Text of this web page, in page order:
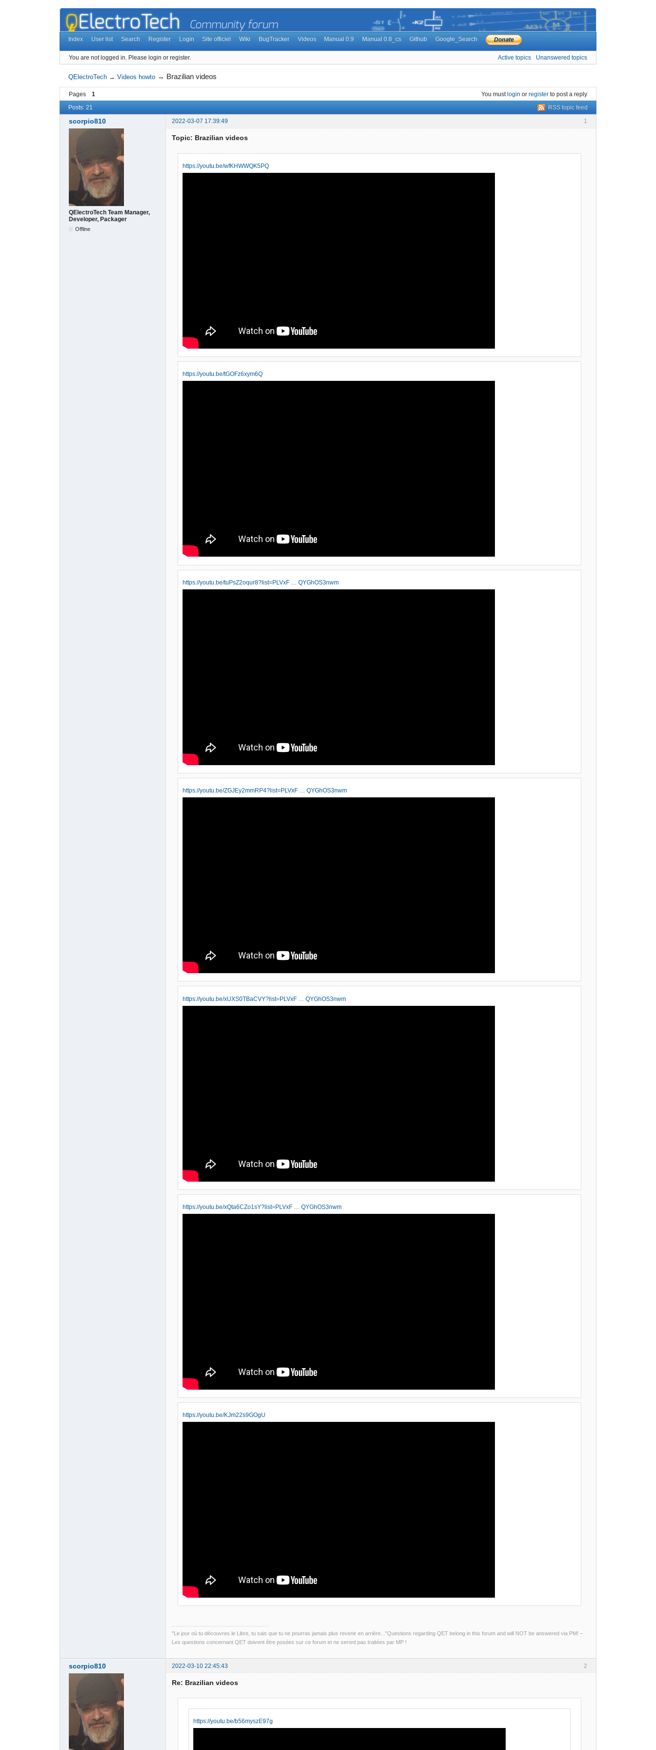
Index User list Search Register Login Site officiel Wiki BugTracker Videos Manual 0.9 Manual 0.8_cs Github Google_Search
You are not logged in. Please login or register. Active topics Unanswered topics
QElectroTech →Videos howto → Brazilian videos
Pages 1 You mustlogin or register to post a reply
RSS topic feed
Posts: 21
1
scorpio810 2022-03-07 17:39:49
QElectroTech Team Manager,
Developer, Packager
Offline
Topic: Brazilian videos
https://youtu.be/wfKHWWQK5PQ
https://youtu.be/tGOFz6xym6Q
https://youtu.be/tuPsZ2oqur8?list=PLVxF … QYGhOS3nwm
https://youtu.be/ZGJEy2mmRP4?list=PLVxF … QYGhOS3nwm
https://youtu.be/xUXS0TBaCVY?list=PLVxF … QYGhOS3nwm
https://youtu.be/xQta6CZo1sY?list=PLVxF … QYGhOS3nwm
https://youtu.be/KJm22s9GOgU
"Le jour où tu découvres le Libre, tu sais que tu ne pourras jamais plus revenir en arrière..."Questions regarding QET belong in this forum and will NOT be answered via PM! –
Les questions concernant QET doivent être posées sur ce forum et ne seront pas traitées par MP !
2
scorpio810 2022-03-10 22:45:43
Re: Brazilian videos
https://youtu.be/b56myszE97g